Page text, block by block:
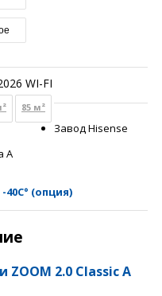
WI-FI
85 м²
Завод Hisense
А
(опция)
2.0 Classic A